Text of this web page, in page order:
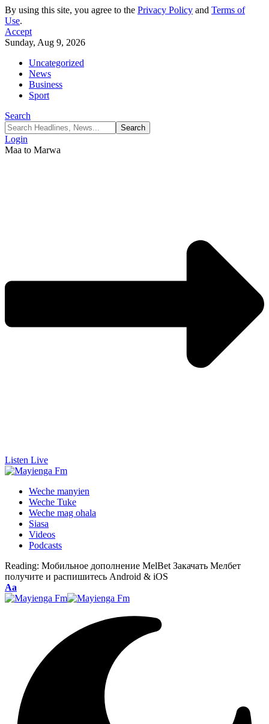
By using this site, you agree to the Privacy Policy and Terms of
Use.
Accept
Sunday, Aug 9, 2026
Uncategorized
News
Business
Sport
Search
Login
Maa to Marwa
Listen Live
Weche manyien
Weche Tuke
Weche mag ohala
Siasa
Videos
Podcasts
Reading: Мобильное дополнение MelBet Закачать Мелбет
получите и распишитесь Android & iOS
Font
Resizer
Aa